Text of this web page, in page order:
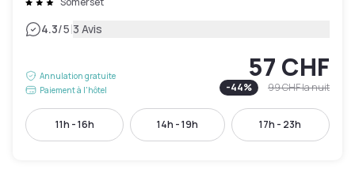
4.3/5|3 Avis
Annulation gratuite
Paiement à l'hôtel
57 CHF
-44% 99 CHFla nuit
11h - 16h 14h - 19h 17h - 23h